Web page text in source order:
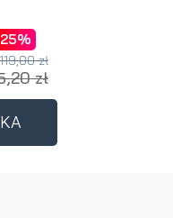
zł
zł